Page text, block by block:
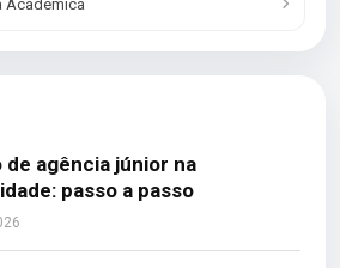
Acadêmica
de agência júnior na
passo a passo